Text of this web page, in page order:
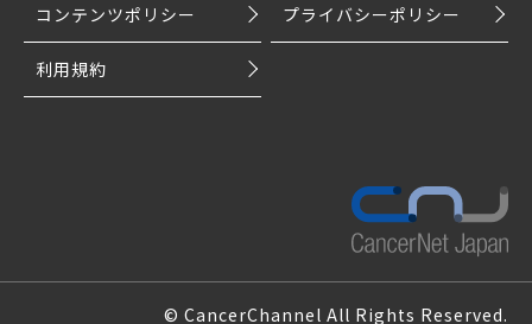
コンテンツポリシー プライバシーポリシー
利用規約
© CancerChannel All Rights Reserved.